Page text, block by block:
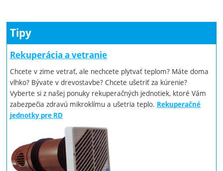
Tipy
Rekuperácia a vetranie
Chcete v zime vetrať, ale nechcete plytvať teplom? Máte doma
vlhko? Bývate v drevostavbe? Chcete ušetriť za kúrenie?
Vyberte si z našej ponuky rekuperačných jednotiek, ktoré Vám
zabezpečia zdravú mikroklímu a ušetria teplo. Rekuperačné
jednotky pre RD